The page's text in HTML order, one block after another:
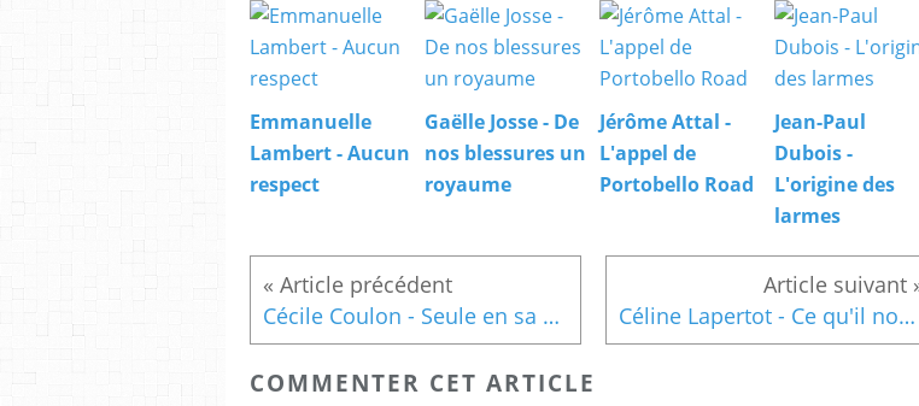
Emmanuelle
Lambert - Aucun
respect
Gaëlle Josse - De
nos blessures un
royaume
Jérôme Attal -
L'appel de
Portobello Road
Jean-Paul
Dubois -
L'origine des
larmes
Cécile Coulon - Seule en sa demeure Céline Lapertot - Ce qu'il nous faut de remords et d'espérance
COMMENTER CET ARTICLE